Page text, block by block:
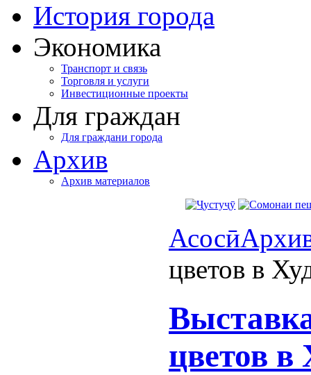
История города
Экономика
Транспорт и связь
Торговля и услуги
Инвестиционные проекты
Для граждан
Для граждани города
Архив
Архив материалов
Асосӣ
цветов в
цветов в